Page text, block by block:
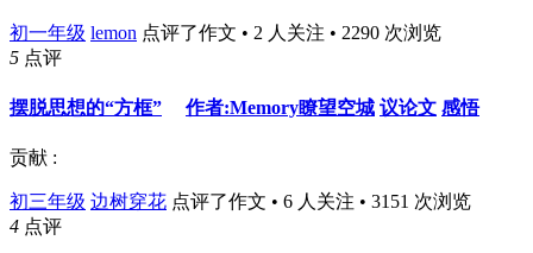
初一年级 lemon 点评了作文 • 2 人关注 • 2290 次浏览
5 点评
摆脱思想的“方框” 作者:Memory瞭望空城 议论文 感悟
贡献 :
初三年级 边树穿花 点评了作文 • 6 人关注 • 3151 次浏览
4 点评